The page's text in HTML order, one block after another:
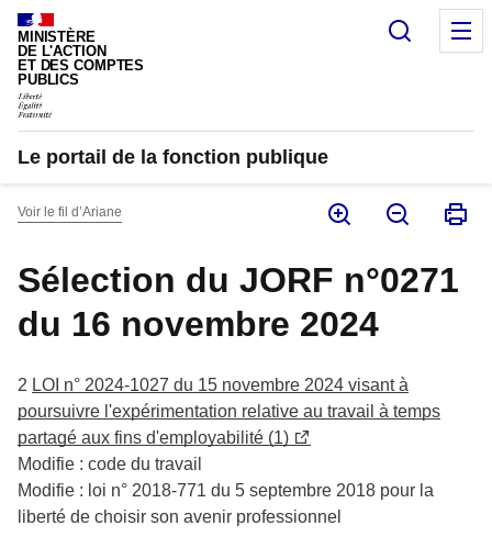
Panneau de gestion des cookies
MINISTÈRE
DE L'ACTION
ET DES COMPTES
PUBLICS
Le portail de la fonction publique
Voir le fil d’Ariane
Sélection du JORF n°0271
du 16 novembre 2024
2 LOI n° 2024-1027 du 15 novembre 2024 visant à
poursuivre l'expérimentation relative au travail à temps
partagé aux fins d'employabilité (1)
Modifie : code du travail
Modifie : loi n° 2018-771 du 5 septembre 2018 pour la
liberté de choisir son avenir professionnel